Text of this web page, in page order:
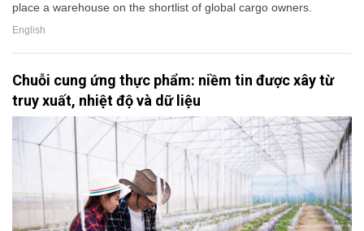
place a warehouse on the shortlist of global cargo owners.
English
Chuỗi cung ứng thực phẩm: niềm tin được xây từ
truy xuất, nhiệt độ và dữ liệu